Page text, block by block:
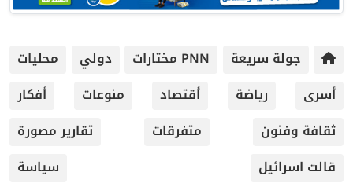
جولة سريعة PNN مختارات دولي
محليات
أسرى
رياضة أقتصاد منوعات
أفكار
ثقافة وفنون
متفرقات
تقارير مصورة
قالت اسرائيل
سياسة